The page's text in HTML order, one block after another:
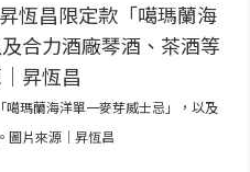
瑪蘭海洋單一麥芽威士忌」，以及
圖片來源｜昇恆昌